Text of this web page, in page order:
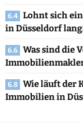
Lohnt sich
in Düsseldorf
Was sind die
Wie läuft der
Immobilien in